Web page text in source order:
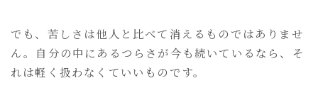
でも、苦しさは他人と比べて消えるものではありませ
ん。自分の中にあるつらさが今も続いているなら、そ
れは軽く扱わなくていいものです。